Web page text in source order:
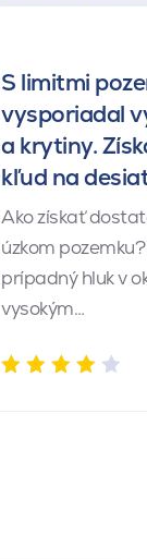
S limitmi
vysporiadal
a krytiny.
kľud na
Ako získať
úzkom
prípadný hluk v
vysokým…